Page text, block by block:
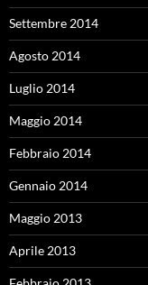
Settembre 2014
Agosto 2014
Luglio 2014
Maggio 2014
Febbraio 2014
Gennaio 2014
Maggio 2013
Aprile 2013